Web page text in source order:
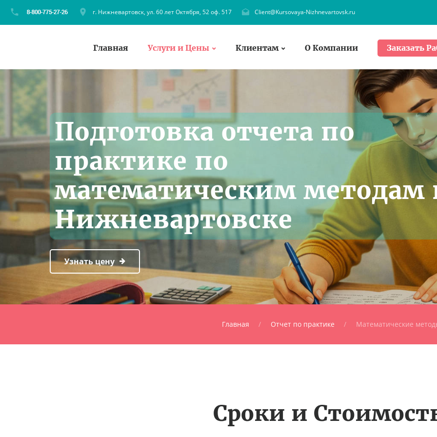
г. Нижневартовск, ул. 60 лет Октября, 52 оф. 517 Client@Kursovaya-Nizhnevartovsk.ru
Главная Услуги и Цены Клиентам О Компании Заказать
Подготовка отчета по
практике по
математическим методам
Нижневартовске
Узнать цену
Главная Отчет по практике Математические
Сроки и